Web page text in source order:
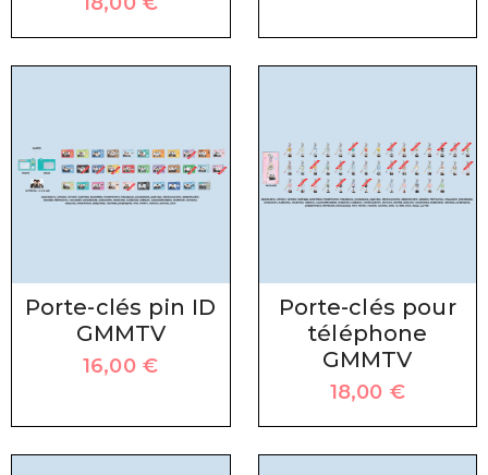
Porte-clés pin ID
GMMTV
16,00€
Porte-clés pour
téléphone
GMMTV
18,00 €